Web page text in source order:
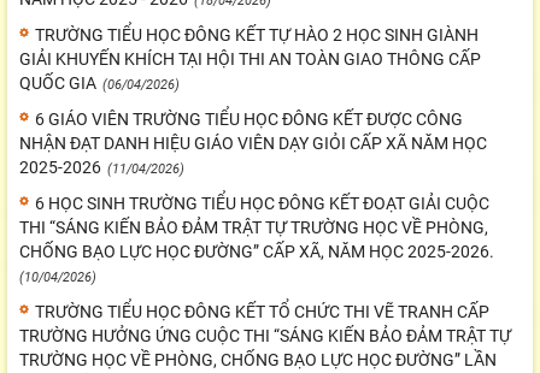
TRƯỜNG TIỂU HỌC ĐÔNG KẾT TỰ HÀO 2 HỌC SINH GIÀNH
GIẢI KHUYẾN KHÍCH TẠI HỘI THI AN TOÀN GIAO THÔNG CẤP
QUỐC GIA (06/04/2026)
6 GIÁO VIÊN TRƯỜNG TIỂU HỌC ĐÔNG KẾT ĐƯỢC CÔNG
NHẬN ĐẠT DANH HIỆU GIÁO VIÊN DẠY GIỎI CẤP XÃ NĂM HỌC
2025-2026 (11/04/2026)
6 HỌC SINH TRƯỜNG TIỂU HỌC ĐÔNG KẾT ĐOẠT GIẢI CUỘC
THI “SÁNG KIẾN BẢO ĐẢM TRẬT TỰ TRƯỜNG HỌC VỀ PHÒNG,
CHỐNG BẠO LỰC HỌC ĐƯỜNG” CẤP XÃ, NĂM HỌC 2025-2026.
(10/04/2026)
TRƯỜNG TIỂU HỌC ĐÔNG KẾT TỔ CHỨC THI VẼ TRANH CẤP
TRƯỜNG HƯỞNG ỨNG CUỘC THI “SÁNG KIẾN BẢO ĐẢM TRẬT TỰ
TRƯỜNG HỌC VỀ PHÒNG, CHỐNG BẠO LỰC HỌC ĐƯỜNG” LẦN